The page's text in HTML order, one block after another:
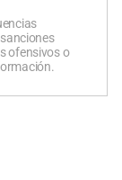
ofensivos o